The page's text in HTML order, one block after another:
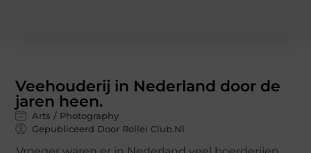
Veehouderij in Nederland door de
jaren heen.
Arts / Photography
Gepubliceerd Door Rollei Club.nl